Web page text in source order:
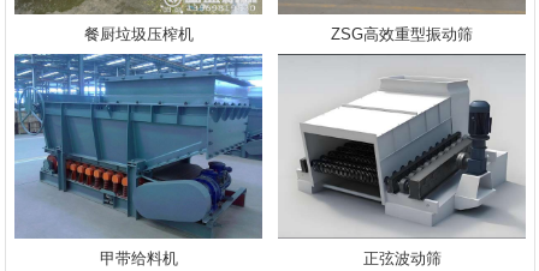
餐厨垃圾压榨机 ZSG高效重型振动筛
甲带给料机 正弦波动筛